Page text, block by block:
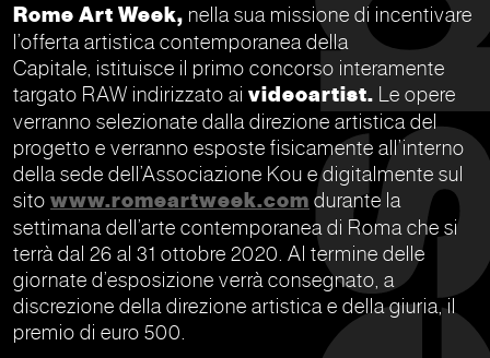
Rome Art Week, nella sua missione di incentivare
l’offerta artistica contemporanea della
Capitale, istituisce il primo concorso interamente
targato RAW indirizzato ai videoartist. Le opere
verranno selezionate dalla direzione artistica del
progetto e verranno esposte fisicamente all’interno
della sede dell’Associazione Kou e digitalmente sul
sito www.romeartweek.com durante la
settimana dell’arte contemporanea di Roma che si
terrà dal 26 al 31 ottobre 2020. Al termine delle
giornate d’esposizione verrà consegnato, a
discrezione della direzione artistica e della giuria, il
premio di euro 500.